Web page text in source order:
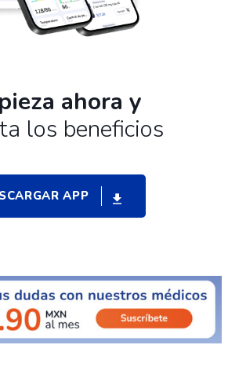
ahora y
los beneficios
APP